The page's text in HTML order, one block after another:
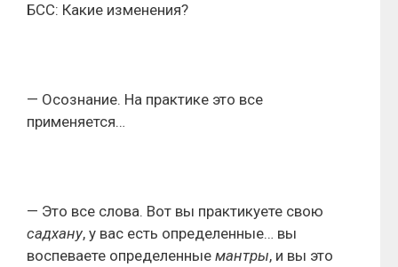
БСС: Какие изменения?
— Осознание. На практике это все
применяется…
— Это все слова. Вот вы практикуете свою
садхану, у вас есть определенные… вы
воспеваете определенные мантры, и вы это